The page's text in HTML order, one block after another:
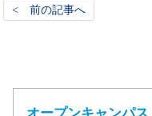
< 前の記事へ